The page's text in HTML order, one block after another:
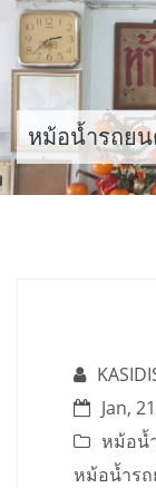
Skip
content
หม้อน้ำรถย
Jan,
หม้อน้
หม้อน้ำรถ